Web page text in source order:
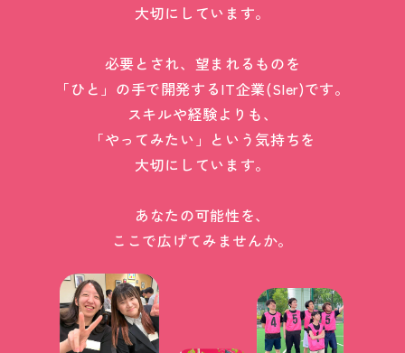
大切にしています。
必要とされ、望まれるものを
「ひと」の手で開発するIT企業(SIer)です。
スキルや経験よりも、
「やってみたい」という気持ちを
大切にしています。
あなたの可能性を、
ここで広げてみませんか。